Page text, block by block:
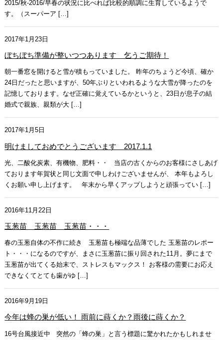
2015/秋-2016/早春の状況に比べれば比較的順調に生育しているようで
す。（スーパーア […]
2017年1月23日
ぼちぼち準備が整いつつあります 乞うご期待！
朝一番窓を開けると雪が積もっていました。 昨年のちょうど今頃、確か
24日だったと思いますが、50年ぶりといわれるような大雪が降ったのを
記憶しております。なぜ正確に覚えているかというと、23日が息子の結
婚式で親族、親類が大 […]
2017年1月5日
明けましておめでとうございます 2017.1.1
光、二酸化炭素、有機物、肥料・・ 当店の古くからのお客様にさしあげ
ております年賀状と同じ文面で申しわけございませんが、 本年もよろし
くお願い申し上げます。 年末から早くアップしようと頑張ってい […]
2016年11月22日
玉葱苗 玉葱苗 玉葱苗・・・
春の玉葱自体の不作に続き 玉葱苗も極端な品薄でした 玉葱苗のレポー
ト・・・になるのですが、まさに玉葱苗に振り回された11月。夢にまで
玉葱苗が出てくる始末で、ストレスもマックス！ お客様の需要にお応え
できなくてとても歯がゆ […]
2016年9月19日
今年は蜂の巣が低い！ 雨前に蒔くか？雨後に蒔くか？
16号台風接近中 突然の「蜂の巣」と言う標題に驚かれたかもしれませ